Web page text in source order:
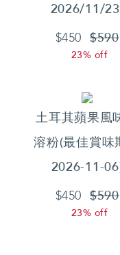
2026/11/
$450 $590
23% off
土耳其蘋果風
溶粉(最佳賞味
2026-11-
$450 $590
23% off